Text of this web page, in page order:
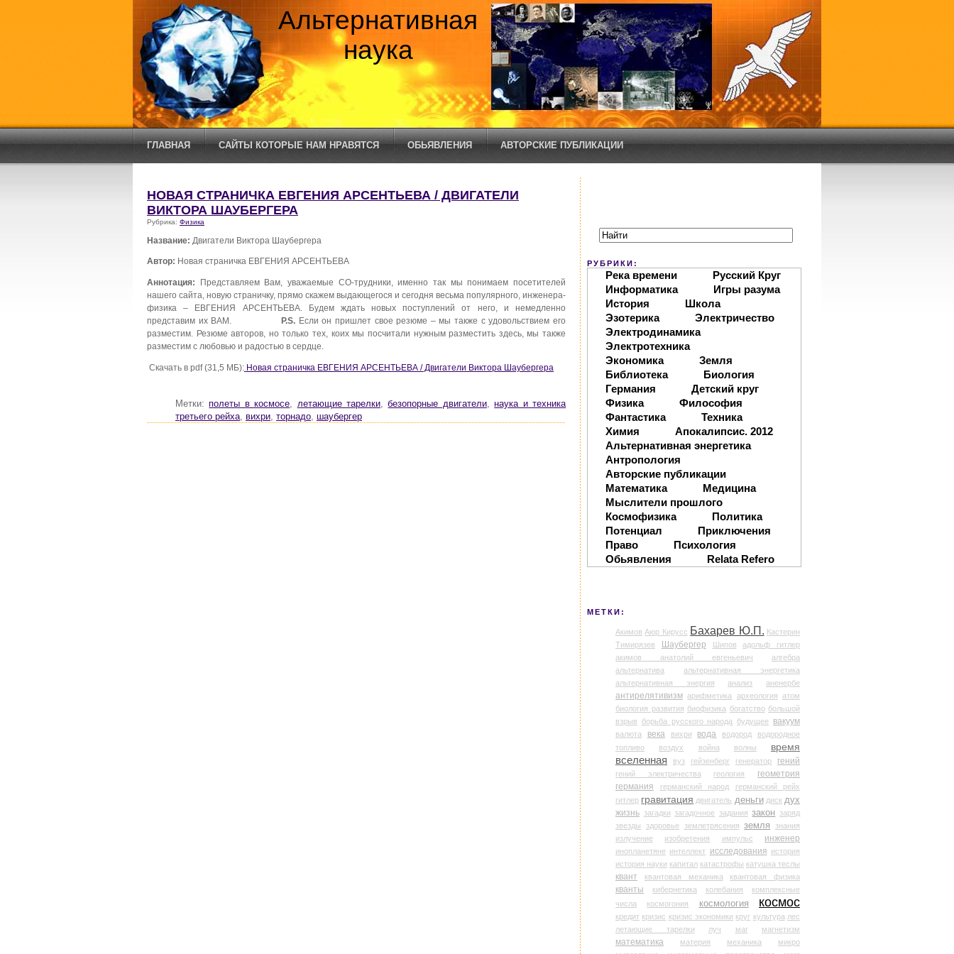
Альтернативная
наука
ГЛАВНАЯ САЙТЫ КОТОРЫЕ НАМ НРАВЯТСЯ ОБЬЯВЛЕНИЯ АВТОРСКИЕ ПУБЛИКАЦИИ
НОВАЯ СТРАНИЧКА ЕВГЕНИЯ АРСЕНТЬЕВА / ДВИГАТЕЛИ
ВИКТОРА ШАУБЕРГЕРА
Рубрика: Физика
Название: Двигатели Виктора Шаубергера
Автор: Новая страничка ЕВГЕНИЯ АРСЕНТЬЕВА
Аннотация: Представляем Вам, уважаемые СО-трудники, именно так мы понимаем посетителей
нашего сайта, новую страничку, прямо скажем выдающегося и сегодня весьма популярного, инженера-
физика – ЕВГЕНИЯ АРСЕНТЬЕВА. Будем ждать новых поступлений от него, и немедленно
представим их ВАМ.
P.S.Если он пришлет свое резюме – мы также с удовольствием его
разместим. Резюме авторов, но только тех, коих мы посчитали нужным разместить здесь, мы также
разместим с любовью и радостью в сердце.
Скачать в pdf (31,5 МБ): Новая страничка ЕВГЕНИЯ АРСЕНТЬЕВА / Двигатели Виктора Шаубергера
Метки:полеты в космосе летающие тарелки ,безопорные двигатели,наука и техника
третьего рейха вихри торнадо шаубергер
РУБРИКИ:
Река времени
Русский Круг
Информатика
Игры разума
История
Школа
Эзотерика
Электричество
Электродинамика
Электротехника
Экономика
Земля
Библиотека
Биология
Германия
Детский круг
Физика
Философия
Фантастика
Техника
Химия
Апокалипсис. 2012
Альтернативная энергетика
Антропология
Авторские публикации
Математика
Медицина
Мыслители прошлого
Космофизика
Политика
Потенциал
Приключения
Право
Психология
Обьявления
Relata Refero
МЕТКИ:
Акимов Аюр Кирусс Бахарев Ю.П. Кастерин
Тимирязев
Шаубергер Шипов
адольф гитлер
акимов анатолий евгеньевич
алгебра
альтернатива
альтернативная энергетика
альтернативная энергия
анализ аненербе
антирелятивизм арифметика археология атом
биология развития биофизика богатство большой
взрыв
борьба русского народа будущее вакуум
валюта века вихри вода водород
водородное
топливо
воздух война волны
время
вселенная
вуз гейзенберг генератор гений
гений электричества геология
геометрия
германия
германский народ
германский рейх
гитлер гравитация двигатель деньги диск дух
жизнь загадки загадочное задания закон заряд
звезды
здоровье землетрясения земля
знания
излучение
изобретения импульс инженер
инопланетяне интеллект исследования история
история науки капитал катастрофы катушка теслы
квант квантовая механика квантовая физика
кванты кибернетика колебания
комплексные
числа
космогония космология космос
кредит кризис кризис экономики круг культура лес
летающие тарелки
луч маг магнетизм
математика материя механика
микро